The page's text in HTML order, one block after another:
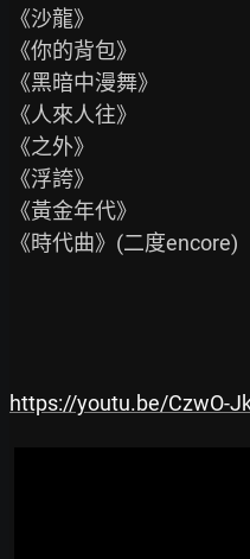
《沙龍》
《你的背包》
《黑暗中漫舞》
《人來人往》
《之外》
《浮誇》
《黃金年代》
《時代曲》(二度encore)
https://youtu.be/CzwO-